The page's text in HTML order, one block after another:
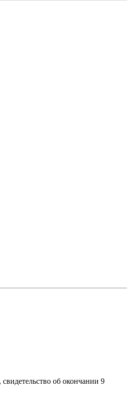
об окончании 9